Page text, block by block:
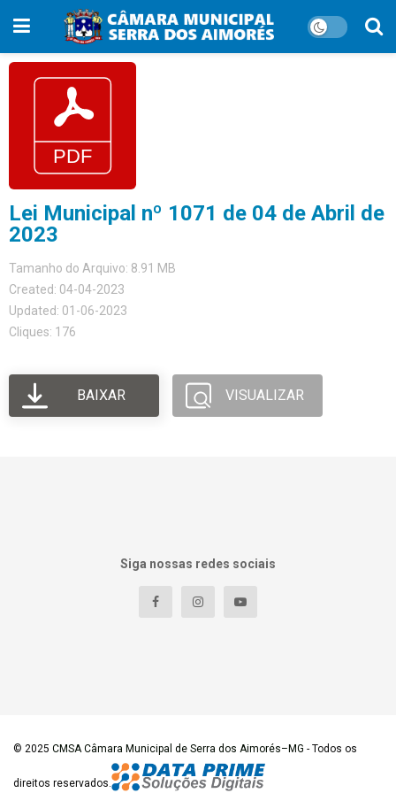
Lei Municipal nº 1071 de 04 de Abril de
2023
Tamanho do Arquivo: 8.91 MB
Created: 04-04-2023
Updated: 01-06-2023
Cliques: 176
BAIXAR VISUALIZAR
Siga nossas redes sociais
© 2025 CMSA Câmara Municipal de Serra dos Aimorés–MG - Todos os
direitos reservados.